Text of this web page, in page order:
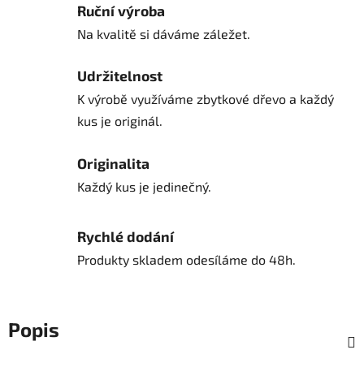
Ruční výroba
Na kvalitě si dáváme záležet.
Udržitelnost
K výrobě využíváme zbytkové dřevo a každý
kus je originál.
Originalita
Každý kus je jedinečný.
Rychlé dodání
Produkty skladem odesíláme do 48h.
Popis